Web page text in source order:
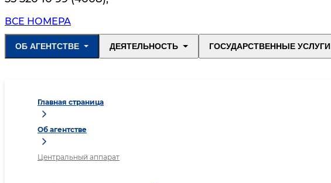
ВСЕ НОМЕРА
ОБ АГЕНТСТВЕ ДЕЯТЕЛЬНОСТЬ ГОСУДАРСТВЕННЫЕ УСЛУГИ
Главная страница
Об агентстве
Центральный аппарат